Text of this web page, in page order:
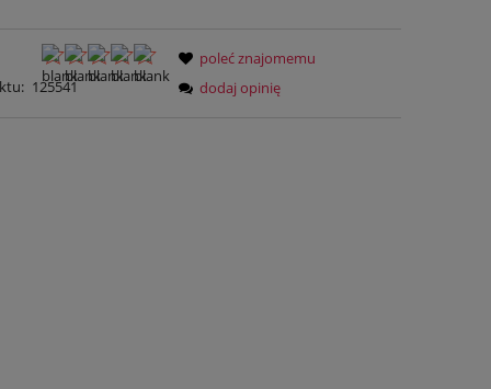
125541
poleć znajomemu
dodaj opinię